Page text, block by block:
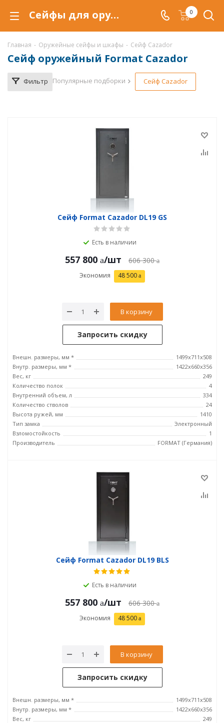
Сейфы для оружия Format Cazador купить по низкой цене в Красноярске, продажа оружейных сейфов Формат Cazador со скидкой 0
Главная - Оружейные сейфы и шкафы - Сейф Cazador
Сейф оружейный Format Cazador
Фильтр Популярные подборки Сейф Cazador
Сейф Format Cazador DL19 GS
Есть в наличии
557 800 /шт 606 300
Экономия 48 500
В корзину
Запросить скидку
Внешн. размеры, мм *
1499x711x508
Внутр. размеры, мм *
1422x660x356
Вес, кг
249
Количество полок
4
Внутренний объем, л
334
Количество стволов
24
Высота ружей, мм
1410
Тип замка
Электронный
Взломостойкость
1
Производитель
FORMAT (Германия)
Сейф Format Cazador DL19 BLS
Есть в наличии
557 800 /шт 606 300
Экономия 48 500
В корзину
Запросить скидку
Внешн. размеры, мм *
1499x711x508
Внутр. размеры, мм *
1422x660x356
Вес, кг
249